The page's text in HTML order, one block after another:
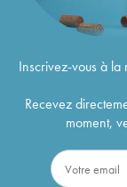
Inscrivez-vous à
Recevez
moment,